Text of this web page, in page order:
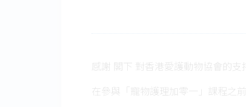
感謝 閣下 對香港愛護動物協會的支
在參與「寵物護理加零一」課程之